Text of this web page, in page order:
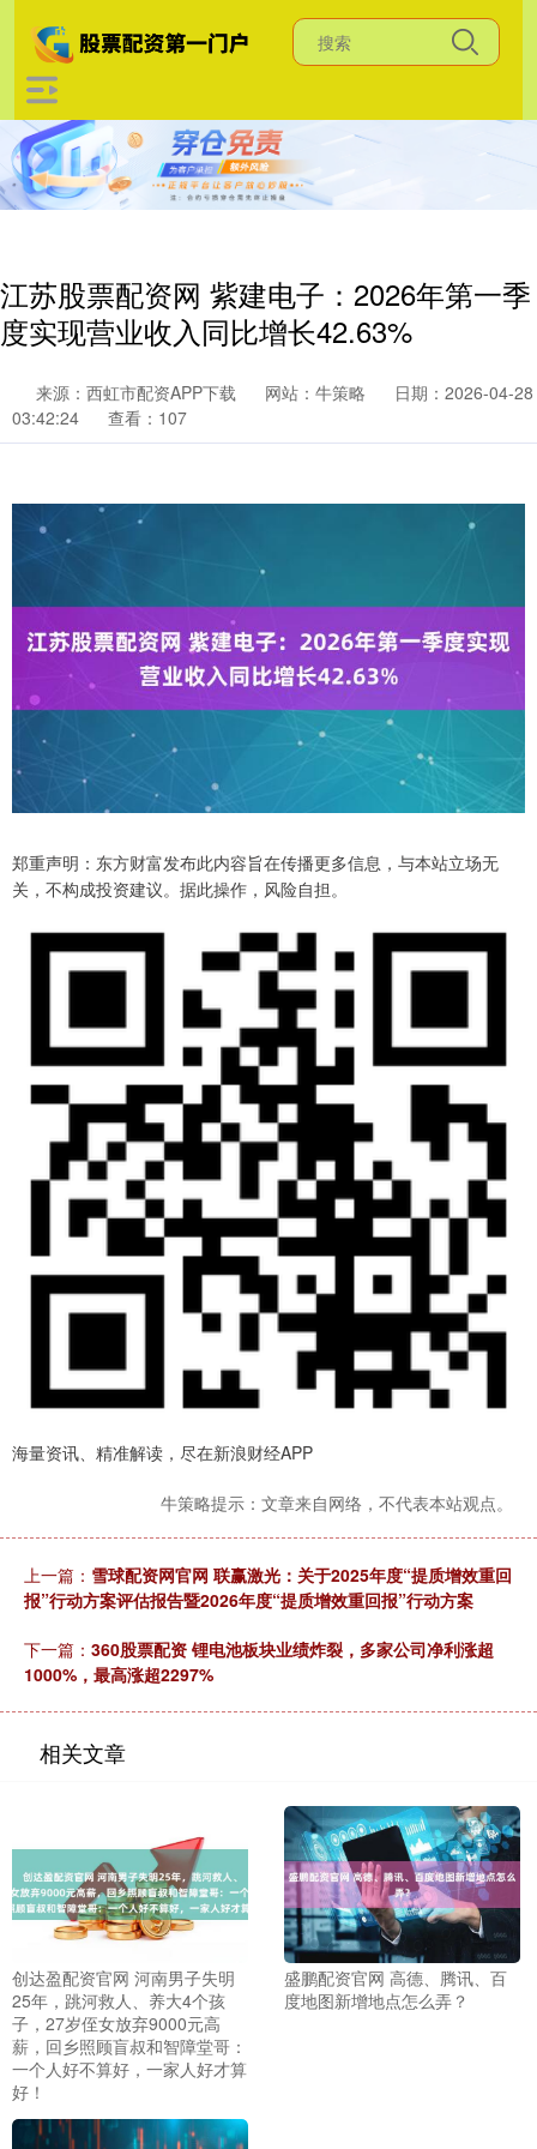
江苏股票配资网 紫建电子：2026年第一季
度实现营业收入同比增长42.63%
来源：西虹市配资APP下载 网站：牛策略
日期：2026-04-28
03:42:24
查看：107
郑重声明：东方财富发布此内容旨在传播更多信息，与本站立场无
关，不构成投资建议。据此操作，风险自担。
海量资讯、精准解读，尽在新浪财经APP
牛策略提示：文章来自网络，不代表本站观点。
上一篇： 雪球配资网官网 联赢激光：关于2025年度“提质增效重回
报”行动方案评估报告暨2026年度“提质增效重回报”行动方案
下一篇： 360股票配资 锂电池板块业绩炸裂，多家公司净利涨超
1000%，最高涨超2297%
相关文章
创达盈配资官网 河南男子失明
25年，跳河救人、养大4个孩
子，27岁侄女放弃9000元高
薪，回乡照顾盲叔和智障堂哥：
一个人好不算好，一家人好才算
好！
盛鹏配资官网 高德、腾讯、百
度地图新增地点怎么弄？